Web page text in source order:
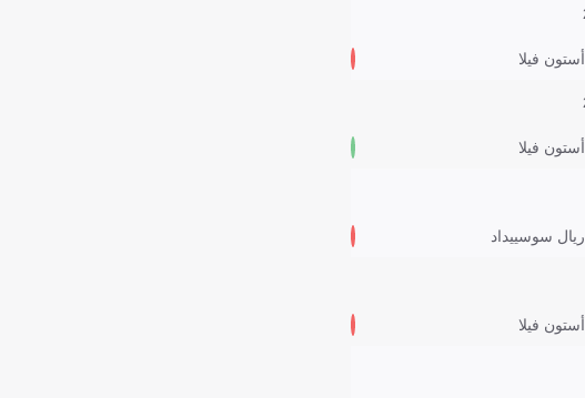
أستون فيلا
أستون فيلا
ريال سوسييداد
أستون فيلا